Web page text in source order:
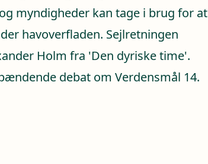
myndigheder kan tage i brug for at
havoverfladen. Sejlretningen
Holm fra 'Den dyriske time'.
debat om Verdensmål 14.